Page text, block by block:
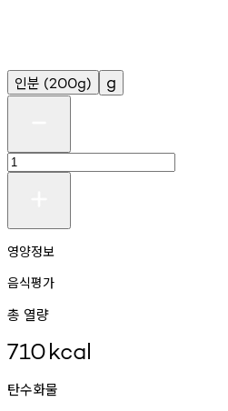
인분 (200g) g
영양정보
음식평가
총 열량
710kcal
탄수화물